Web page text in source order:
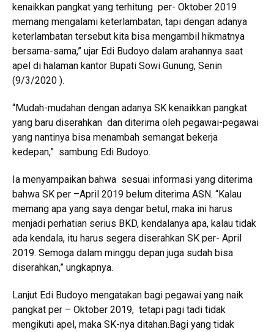
kenaikkan pangkat yang terhitung per- Oktober 2019
memang mengalami keterlambatan, tapi dengan adanya
keterlambatan tersebut kita bisa mengambil hikmatnya
bersama-sama,” ujar Edi Budoyo dalam arahannya saat
apel di halaman kantor Bupati Sowi Gunung, Senin
(9/3/2020 ).
“Mudah-mudahan dengan adanya SK kenaikkan pangkat
yang baru diserahkan dan diterima oleh pegawai-pegawai
yang nantinya bisa menambah semangat bekerja
kedepan,” sambung Edi Budoyo.
Ia menyampaikan bahwa sesuai informasi yang diterima
bahwa SK per –April 2019 belum diterima ASN. “Kalau
memang apa yang saya dengar betul, maka ini harus
menjadi perhatian serius BKD, kendalanya apa, kalau tidak
ada kendala, itu harus segera diserahkan SK per- April
2019. Semoga dalam minggu depan juga sudah bisa
diserahkan,” ungkapnya.
Lanjut Edi Budoyo mengatakan bagi pegawai yang naik
pangkat per – Oktober 2019, tetapi pagi tadi tidak
mengikuti apel, maka SK-nya ditahan.Bagi yang tidak